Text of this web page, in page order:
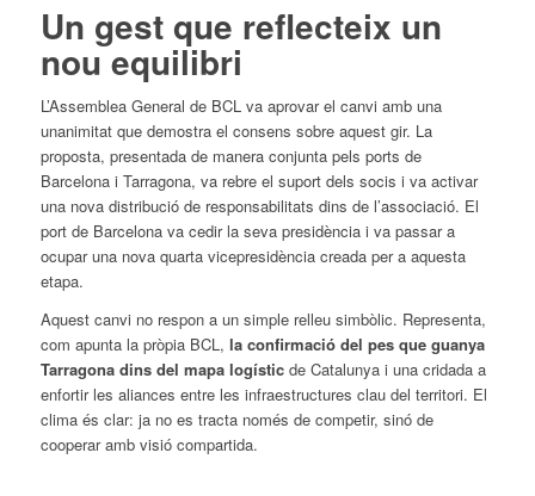
Un gest que reflecteix un
nou equilibri
L’Assemblea General de BCL va aprovar el canvi amb una
unanimitat que demostra el consens sobre aquest gir. La
proposta, presentada de manera conjunta pels ports de
Barcelona i Tarragona, va rebre el suport dels socis i va activar
una nova distribució de responsabilitats dins de l’associació. El
port de Barcelona va cedir la seva presidència i va passar a
ocupar una nova quarta vicepresidència creada per a aquesta
etapa.
Aquest canvi no respon a un simple relleu simbòlic. Representa,
com apunta la pròpia BCL, la confirmació del pes que guanya
Tarragona dins del mapa logísticde Catalunya i una cridada a
enfortir les aliances entre les infraestructures clau del territori. El
clima és clar: ja no es tracta només de competir, sinó de
cooperar amb visió compartida.